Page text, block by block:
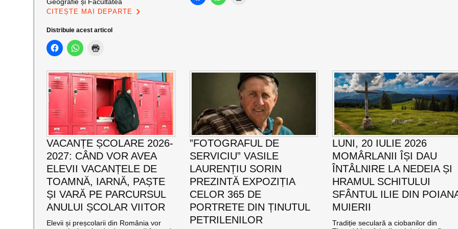
CITEȘTE MAI DEPARTE
Distribuie acest articol
VACANȚE ȘCOLARE 2026-
2027: CÂND VOR AVEA
ELEVII VACANȚELE DE
TOAMNĂ, IARNĂ, PAȘTE
ȘI VARĂ PE PARCURSUL
ANULUI ȘCOLAR VIITOR
Elevii și preșcolarii din România vor
”FOTOGRAFUL DE
SERVICIU” VASILE
LAURENȚIU SORIN
PREZINTĂ EXPOZIȚIA
CELOR 365 DE
PORTRETE DIN ȚINUTUL
PETRILENILOR
LUNI, 20 IULIE 2026
MOMÂRLANII ÎȘI DAU
ÎNTÂLNIRE LA NEDEIA ȘI
HRAMUL SCHITULUI
SFÂNTUL ILIE DIN
MUIERII
Tradiție seculară a ciobanilor din